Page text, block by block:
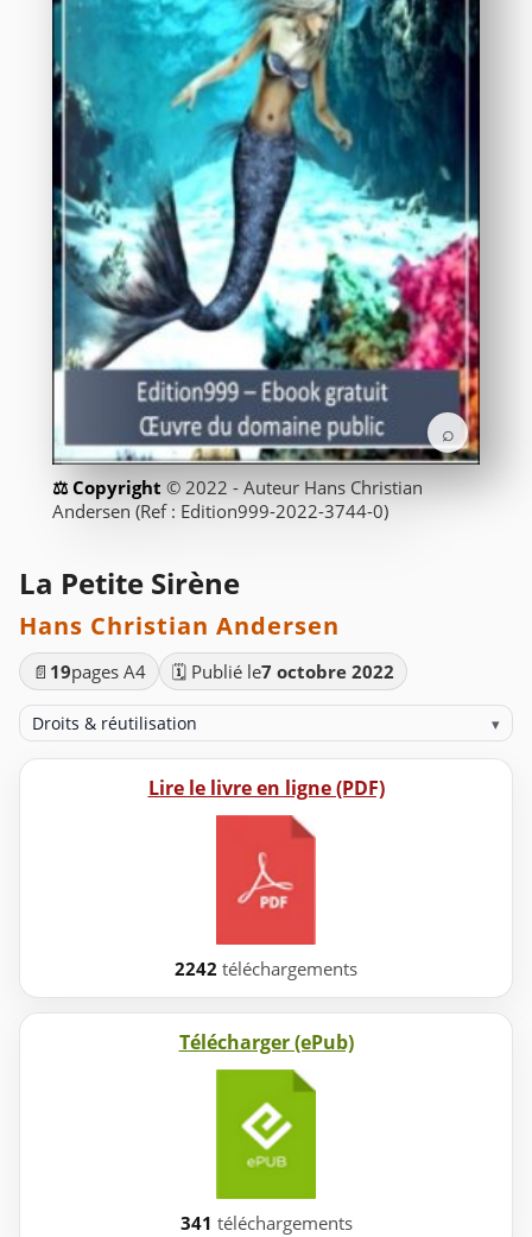
⌕
© 2022 - Auteur Hans Christian
Andersen (Ref : Edition999-2022-3744-0)
La Petite Sirène
Hans Christian Andersen
📄 19pages A4 🗓️ Publié le7 octobre 2022
Droits & réutilisation ▾
Lire le livre en ligne (PDF)
2242 téléchargements
Télécharger (ePub)
341 téléchargements